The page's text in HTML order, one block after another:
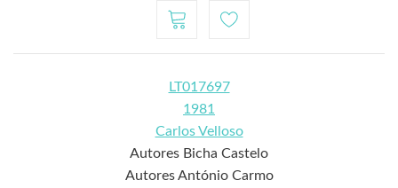
LT017697
1981
Carlos Velloso
Autores Bicha Castelo
Autores António Carmo